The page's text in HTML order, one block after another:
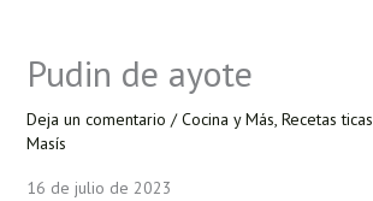
Pudin de ayote
Deja un comentario /Cocina y Más, Recetas ticas
Masís
16 de julio de 2023